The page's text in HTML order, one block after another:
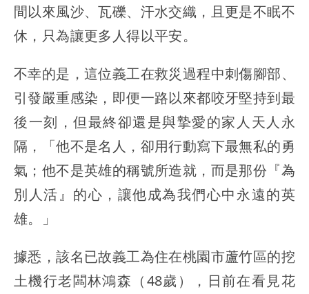
間以來風沙、瓦礫、汗水交織，且更是不眠不
休，只為讓更多人得以平安。
不幸的是，這位義工在救災過程中刺傷腳部、
引發嚴重感染，即便一路以來都咬牙堅持到最
後一刻，但最終卻還是與摯愛的家人天人永
隔，「他不是名人，卻用行動寫下最無私的勇
氣；他不是英雄的稱號所造就，而是那份『為
別人活』的心，讓他成為我們心中永遠的英
雄。」
據悉，該名已故義工為住在桃園市蘆竹區的挖
土機行老闆林鴻森（48歲），日前在看見花